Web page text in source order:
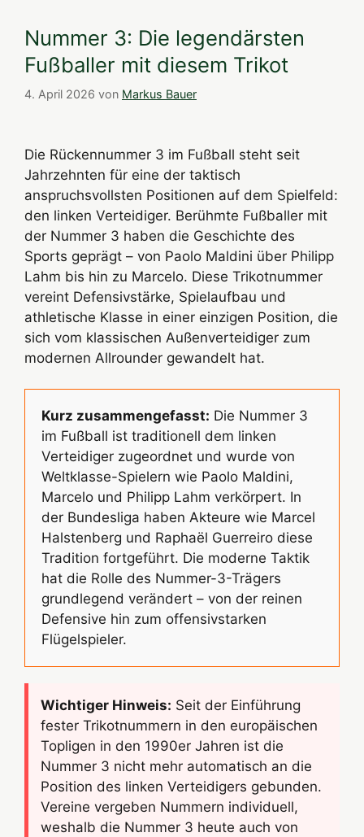
Nummer 3: Die legendärsten
Fußballer mit diesem Trikot
4. April 2026 von Markus Bauer
Die Rückennummer 3 im Fußball steht seit
Jahrzehnten für eine der taktisch
anspruchsvollsten Positionen auf dem Spielfeld:
den linken Verteidiger. Berühmte Fußballer mit
der Nummer 3 haben die Geschichte des
Sports geprägt – von Paolo Maldini über Philipp
Lahm bis hin zu Marcelo. Diese Trikotnummer
vereint Defensivstärke, Spielaufbau und
athletische Klasse in einer einzigen Position, die
sich vom klassischen Außenverteidiger zum
modernen Allrounder gewandelt hat.
Kurz zusammengefasst: Die Nummer 3
im Fußball ist traditionell dem linken
Verteidiger zugeordnet und wurde von
Weltklasse-Spielern wie Paolo Maldini,
Marcelo und Philipp Lahm verkörpert. In
der Bundesliga haben Akteure wie Marcel
Halstenberg und Raphaël Guerreiro diese
Tradition fortgeführt. Die moderne Taktik
hat die Rolle des Nummer-3-Trägers
grundlegend verändert – von der reinen
Defensive hin zum offensivstarken
Flügelspieler.
Wichtiger Hinweis: Seit der Einführung
fester Trikotnummern in den europäischen
Topligen in den 1990er Jahren ist die
Nummer 3 nicht mehr automatisch an die
Position des linken Verteidigers gebunden.
Vereine vergeben Nummern individuell,
weshalb die Nummer 3 heute auch von